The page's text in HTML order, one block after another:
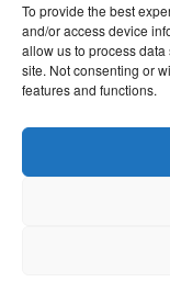
To provide the best
and/or access device
allow us to process
site. Not consenting or
features and functions.
Résultats
Équipe
WGM
Taylor Wessing
Ce contenu a été